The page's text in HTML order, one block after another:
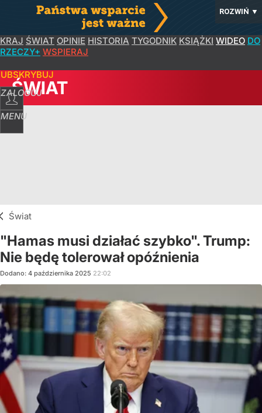
ROZWIŃ ▼
KRAJ ŚWIAT OPINIE HISTORIA TYGODNIK KSIĄŻKI WIDEO DO
RZECZY+ WSPIERAJ
ZALOGUJ
MENU
ŚWIAT
Świat
"Hamas musi działać szybko". Trump:
Nie będę tolerował opóźnienia
Dodano: 4 października 2025 22:02